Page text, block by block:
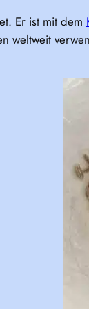
Er ist mit dem
weltweit